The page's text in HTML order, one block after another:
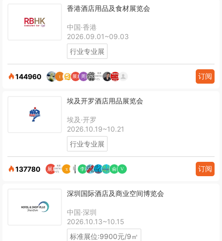
香港酒店用品及食材展览会
中国·香港
2026.09.01~09.03
行业专业展
144960 订阅
埃及开罗酒店用品展览会
埃及·开罗
2026.10.19~10.21
行业专业展
137780 订阅
深圳国际酒店及商业空间博览会
中国·深圳
2026.10.13~10.15
标准展位:9900元/9㎡